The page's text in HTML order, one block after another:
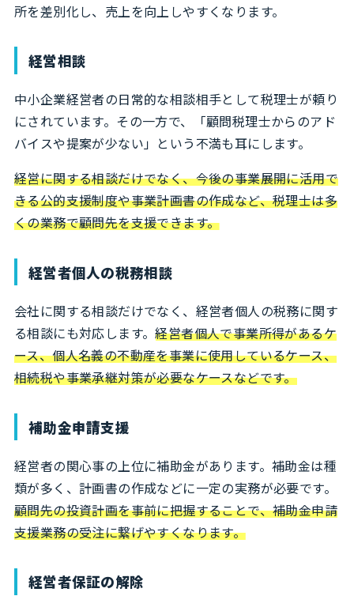
所を差別化し、売上を向上しやすくなります。
経営相談
中小企業経営者の日常的な相談相手として税理士が頼り
にされています。その一方で、「顧問税理士からのアド
バイスや提案が少ない」という不満も耳にします。
経営に関する相談だけでなく、今後の事業展開に活用で
きる公的支援制度や事業計画書の作成など、税理士は多
くの業務で顧問先を支援できます。
経営者個人の税務相談
会社に関する相談だけでなく、経営者個人の税務に関す
る相談にも対応します。経営者個人で事業所得があるケ
ース、個人名義の不動産を事業に使用しているケース、
相続税や事業承継対策が必要なケースなどです。
補助金申請支援
経営者の関心事の上位に補助金があります。補助金は種
類が多く、計画書の作成などに一定の実務が必要です。
顧問先の投資計画を事前に把握することで、補助金申請
支援業務の受注に繋げやすくなります。
経営者保証の解除